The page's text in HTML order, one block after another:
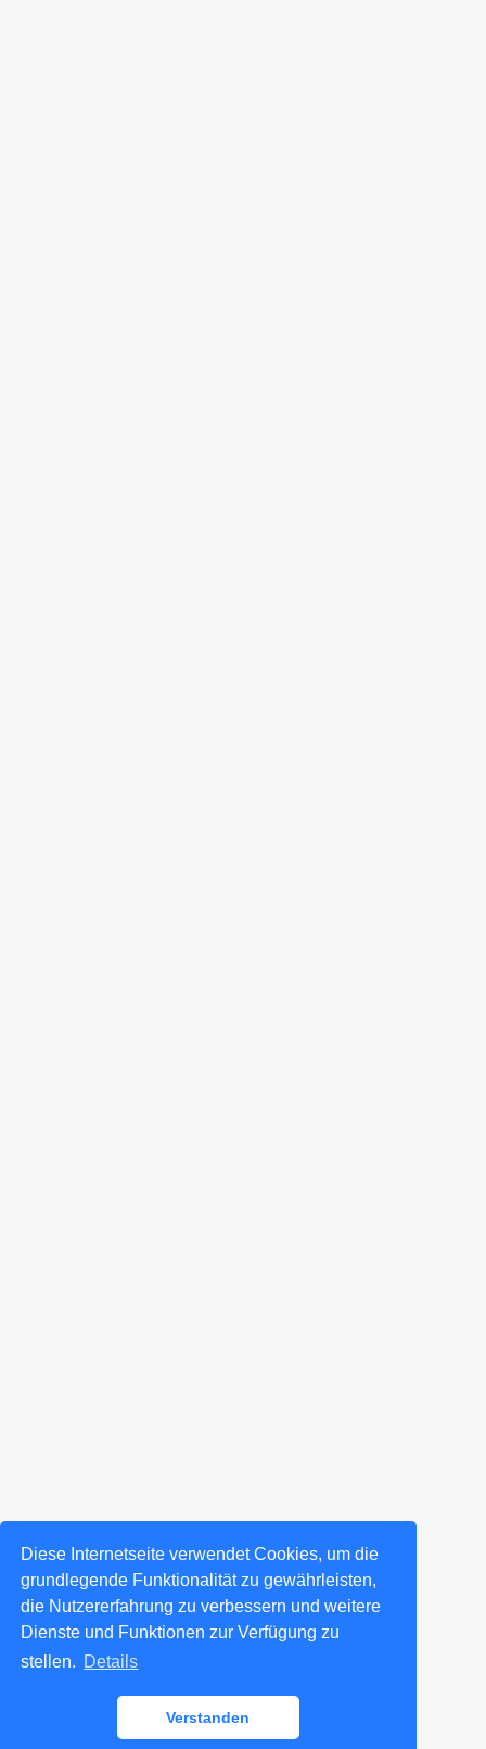
Diese Internetseite verwendet Cookies, um die
grundlegende Funktionalität zu gewährleisten,
die Nutzererfahrung zu verbessern und weitere
Dienste und Funktionen zur Verfügung zu
stellen. Details
Verstanden